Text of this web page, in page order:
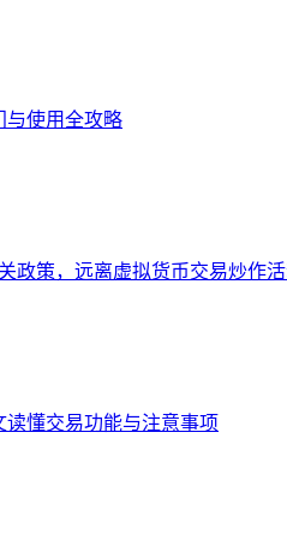
与使用全攻略
政策，远离虚拟货币交易炒作
读懂交易功能与注意事项